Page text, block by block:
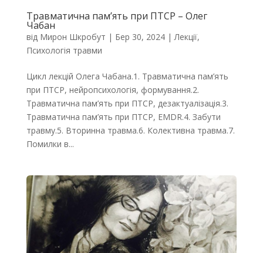
Травматична пам’ять при ПТСР – Олег
Чабан
від Мирон Шкробут | Бер 30, 2024|Лекції,
Психологія травми
Цикл лекцій Олега Чабана.1. Травматична пам’ять
при ПТСР, нейропсихологія, формування.2.
Травматична пам’ять при ПТСР, дезактуалізація.3.
Травматична пам’ять при ПТСР, EMDR.4. Забути
травму.5. Вторинна травма.6. Колективна травма.7.
Помилки в...